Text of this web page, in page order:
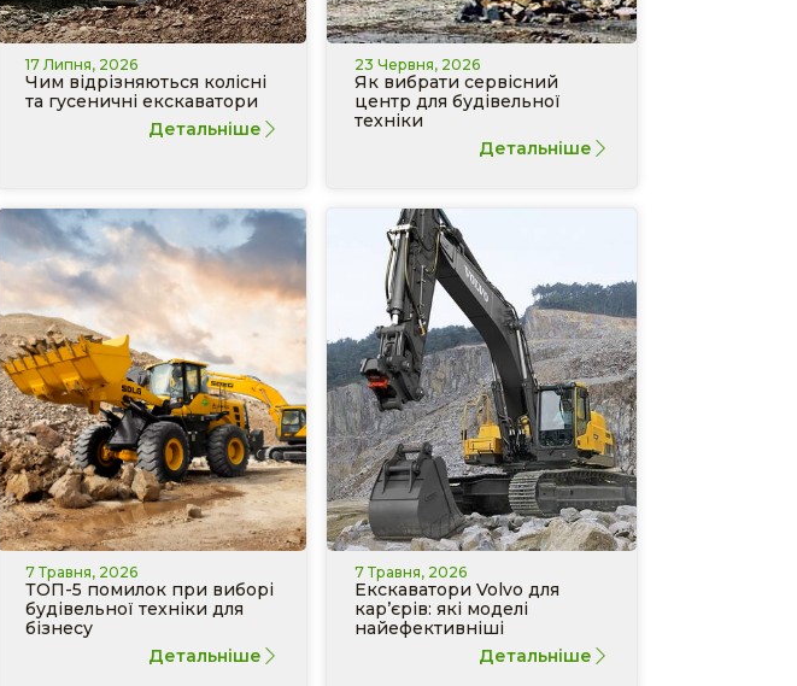
17 Липня, 2026
Чим відрізняються колісні
та гусеничні екскаватори
Детальніше
23 Червня, 2026
Як вибрати сервісний
центр для будівельної
техніки
Детальніше
7 Травня, 2026
ТОП-5 помилок при виборі
будівельної техніки для
бізнесу
Детальніше
7 Травня, 2026
Екскаватори Volvo для
кар’єрів: які моделі
найефективніші
Детальніше